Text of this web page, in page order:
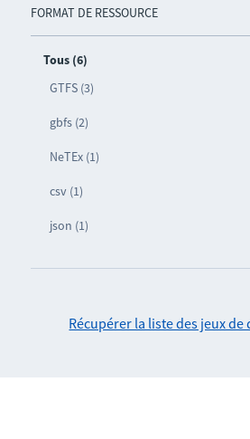
FORMAT DE RESSOURCE
Tous (6)
GTFS (3)
gbfs (2)
NeTEx (1)
csv (1)
json (1)
Récupérer la liste des jeux de